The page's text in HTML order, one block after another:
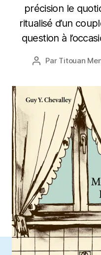
précision le
ritualisé d’un
question à
Auteur
Par Titouan